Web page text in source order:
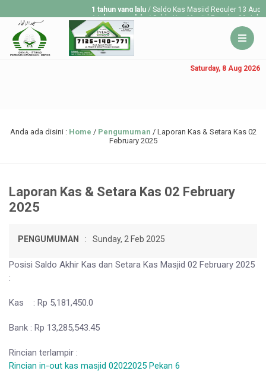
1 tahun yang lalu / Saldo Kas Masjid Reguler 13 Aug
1 tahun yang lalu/ Saldo Kas Masjid Reguler 30 July
1 tahun yang lalu
/ Saldo Kas Masjid Reguler 23 July
Saturday, 8 Aug 2026
Anda ada disini : Home / Pengumuman / Laporan Kas & Setara Kas 02
February 2025
Laporan Kas & Setara Kas 02 February
2025
PENGUMUMAN : Sunday, 2 Feb 2025
Posisi Saldo Akhir Kas dan Setara Kas Masjid 02 February 2025
:
Kas : Rp 5,181,450.0
Bank : Rp 13,285,543.45
Rincian terlampir :
Rincian in-out kas masjid 02022025 Pekan 6